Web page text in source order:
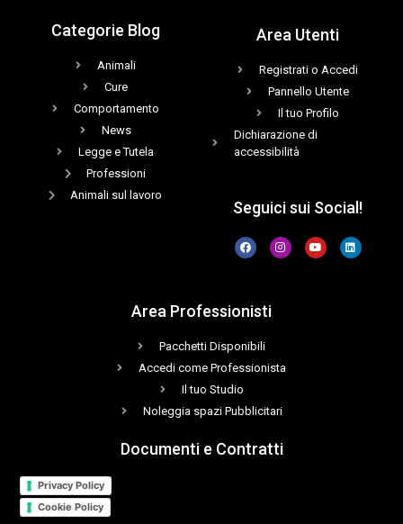
Categorie Blog
Animali
Cure
Comportamento
News
Legge e Tutela
Professioni
Animali sul lavoro
Area Utenti
Registrati o Accedi
Pannello Utente
Il tuo Profilo
Dichiarazione di
accessibilità
Seguici sui Social!
Area Professionisti
Pacchetti Disponibili
Accedi come Professionista
Il tuo Studio
Noleggia spazi Pubblicitari
Documenti e Contratti
Privacy Policy
Cookie Policy